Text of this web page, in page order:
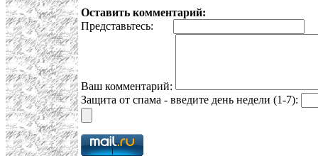
Оставить комментарий:
Представьтесь:
Ваш комментарий:
Защита от спама - введите день недели (1-7):